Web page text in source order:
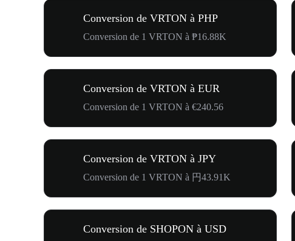
Conversion de VRTON à PHP
Conversion de 1 VRTON à ₱16.88K
Conversion de VRTON à EUR
Conversion de 1 VRTON à €240.56
Conversion de VRTON à JPY
Conversion de 1 VRTON à 円43.91K
Conversion de SHOPON à USD